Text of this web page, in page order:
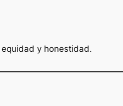
y honestidad.